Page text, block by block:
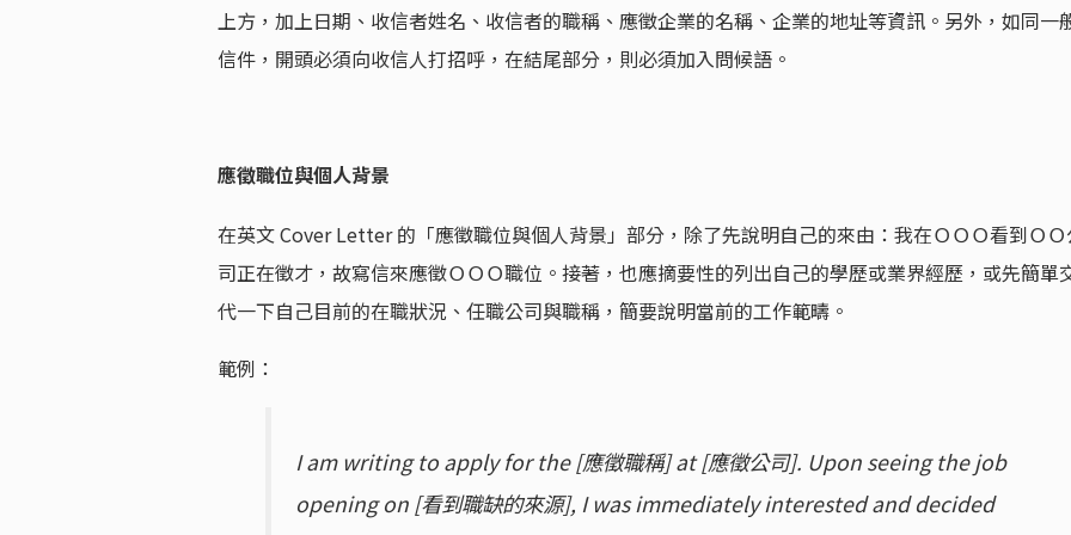
上方，加上日期、收信者姓名、收信者的職稱、應徵企業的名稱、企業的地址等資訊。另外，如同一
信件，開頭必須向收信人打招呼，在結尾部分，則必須加入問候語。
應徵職位與個人背景
在英文 Cover Letter 的「應徵職位與個人背景」部分，除了先說明自己的來由：我在ＯＯＯ看到Ｏ
司正在徵才，故寫信來應徵ＯＯＯ職位。接著，也應摘要性的列出自己的學歷或業界經歷，或先簡單
代一下自己目前的在職狀況、任職公司與職稱，簡要說明當前的工作範疇。
範例：
I am writing to apply for the [應徵職稱] at [應徵公司]. Upon seeing the job
opening on [看到職缺的來源], I was immediately interested and decided